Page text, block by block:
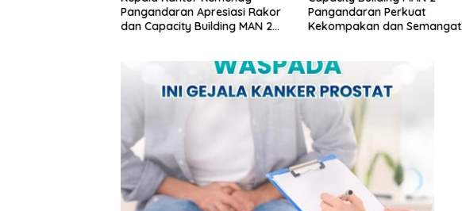
Pangandaran Apresiasi Rakor
dan Capacity Building MAN 2
Pangandaran Perkuat
Kekompakan dan Semangat